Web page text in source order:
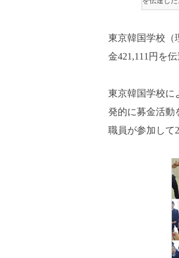
東京韓国学校（
金421,111円を伝
東京韓国学校に
発的に募金活動
職員が参加して